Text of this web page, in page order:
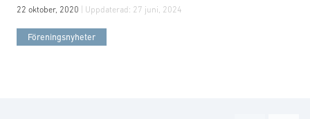
22 oktober, 2020 | Uppdaterad: 27 juni, 2024
Föreningsnyheter